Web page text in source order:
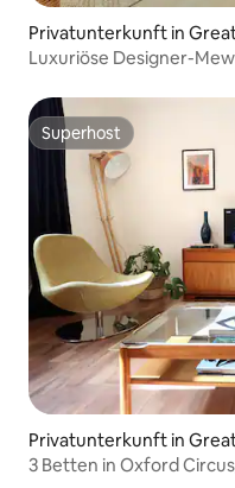
Privatunterkunft in
Luxuriöse Designer-
Superhost
Superhost
Privatunterkunft in
3 Betten in Oxford